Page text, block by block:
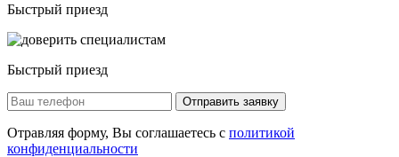
Быстрый приезд
Быстрый приезд
Отправить заявку
Отравляя форму, Вы соглашаетесь с политикой
конфиденциальности